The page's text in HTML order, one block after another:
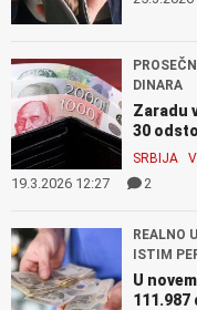
DINARA
Zaradu
30
SRBIJA
19.3.2026 12:27 2
REALNO
ISTIM
U
111.987